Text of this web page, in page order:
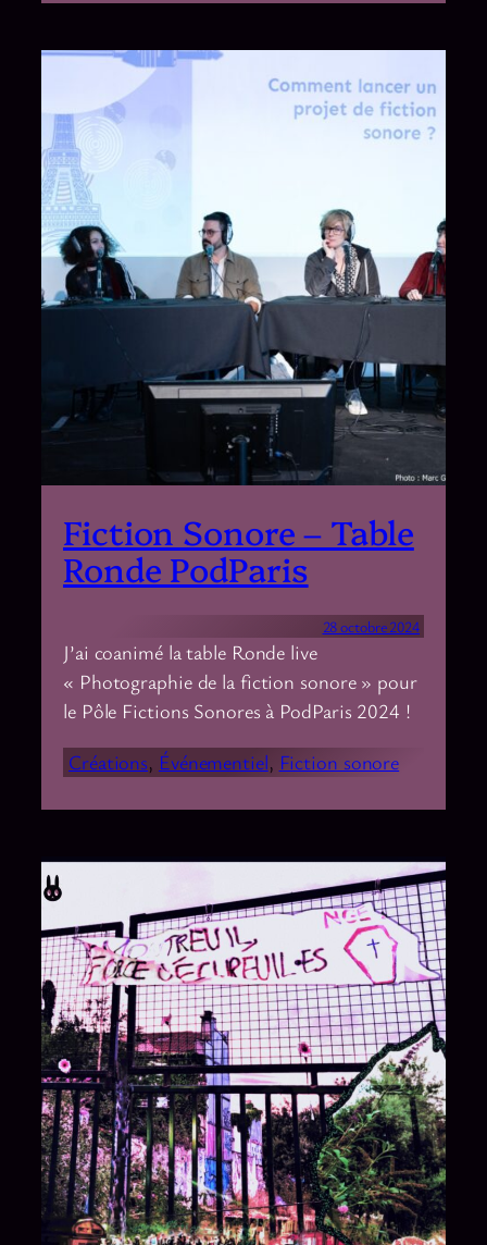
Fiction Sonore – Table
Ronde PodParis
28 octobre 2024
J’ai coanimé la table Ronde live
« Photographie de la fiction sonore » pour
le Pôle Fictions Sonores à PodParis 2024 !
Créations, Événementiel, Fiction sonore